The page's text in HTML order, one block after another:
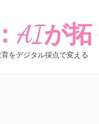
AIが
をデジタル採点で変える